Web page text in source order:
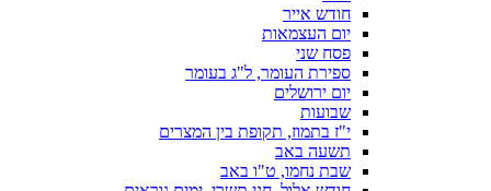
חודש אייר
יום העצמאות
פסח שני
ספירת העומר, ל"ג בעומר
יום ירושלים
שבועות
י"ז בתמוז, תקופת בין המצרים
תשעה באב
שבת נחמו, ט"ו באב